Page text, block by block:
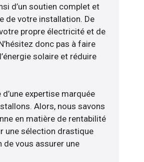
d’un soutien complet et
de votre installation. De
propre électricité et de
donc pas à faire
solaire et réduire
expertise marquée
Alors, nous savons
en matière de rentabilité
une sélection drastique
vous assurer une